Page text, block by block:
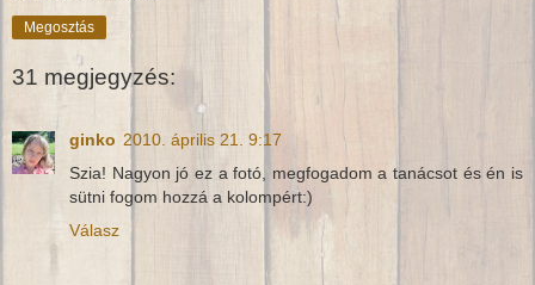
Megosztás
31 megjegyzés:
ginko 2010. április 21. 9:17
Szia! Nagyon jó ez a fotó, megfogadom a tanácsot és én is
sütni fogom hozzá a kolompért:)
Válasz